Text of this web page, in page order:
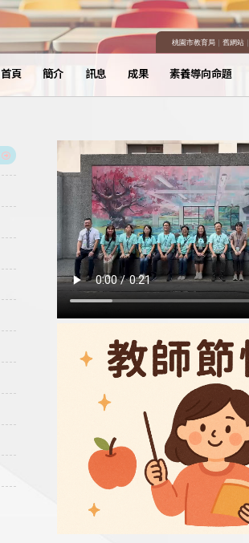
桃園市教育局｜ 舊網站｜
首頁 簡介 訊息 成果 素養導向命題